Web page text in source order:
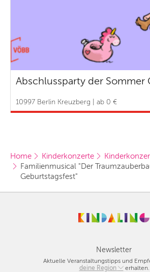
Abschlussparty der Sommer
10997 Berlin Kreuzberg | ab 0 €
Home Kinderkonzerte
Familienmusical "Der
Geburtstagsfest"
Newsletter
Aktuelle Veranstaltungstipps und
deine Region
Berlin
erhalten.